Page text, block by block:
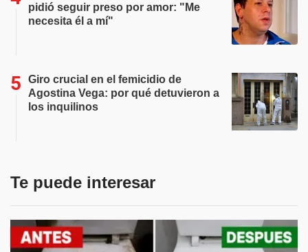
pidió seguir preso por amor: "Me
necesita él a mí"
Giro crucial en el femicidio de
Agostina Vega: por qué detuvieron a
los inquilinos
Te puede interesar